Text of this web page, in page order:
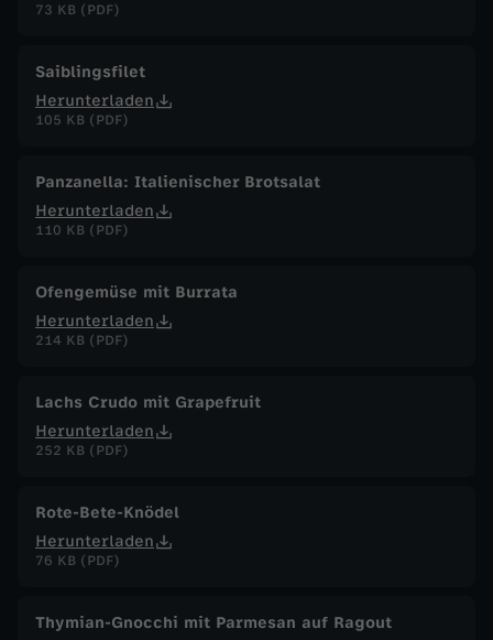
73 KB (PDF)
Saiblingsfilet
Herunterladen
105 KB (PDF)
Panzanella: Italienischer Brotsalat
Herunterladen
110 KB (PDF)
Ofengemüse mit Burrata
Herunterladen
214 KB (PDF)
Lachs Crudo mit Grapefruit
Herunterladen
252 KB (PDF)
Rote-Bete-Knödel
Herunterladen
76 KB (PDF)
Thymian-Gnocchi mit Parmesan auf Ragout